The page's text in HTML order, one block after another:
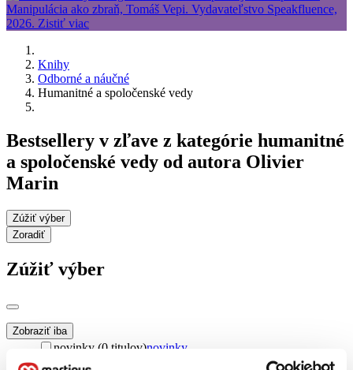
Knihy
Odborné a náučné
Humanitné a spoločenské vedy
Bestsellery v zľave z kategórie humanitné
a spoločenské vedy od autora Olivier
Marin
Zúžiť výber
Zoradiť
Zúžiť výber
Zobraziť iba
novinky (0 titulov)novinky
zľavnené tituly (0 titulov)